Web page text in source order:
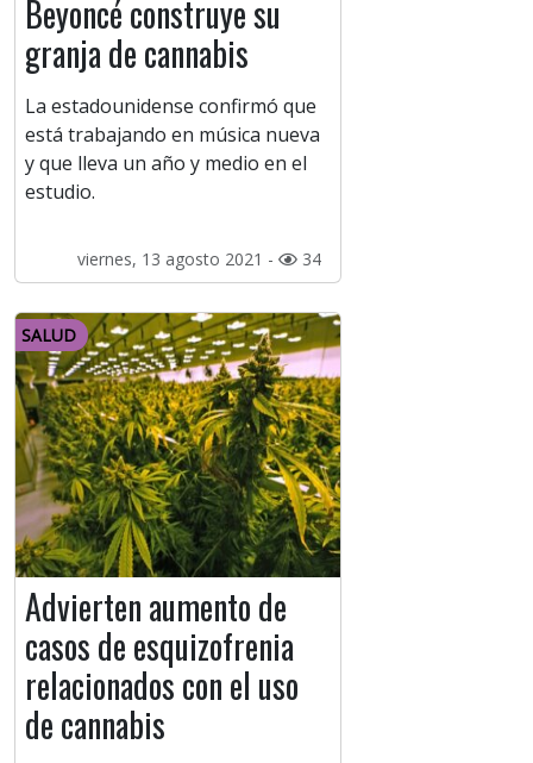
Beyoncé construye su
granja de cannabis
La estadounidense confirmó que
está trabajando en música nueva
y que lleva un año y medio en el
estudio.
viernes, 13 agosto 2021 - 34
SALUD
Advierten aumento de
casos de esquizofrenia
relacionados con el uso
de cannabis